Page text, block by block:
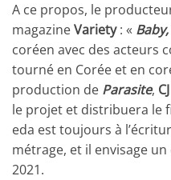
A ce propos, le
magazineVariety: «
coréen avec des acteurs
tourné en Corée et en
production de Parasite,
le projet et distribuera le
eda est toujours à
métrage, et il envisage
2021.